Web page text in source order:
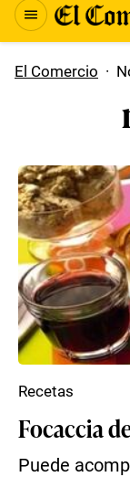
El Comercio ·
Focaccia
Puede
Recetas